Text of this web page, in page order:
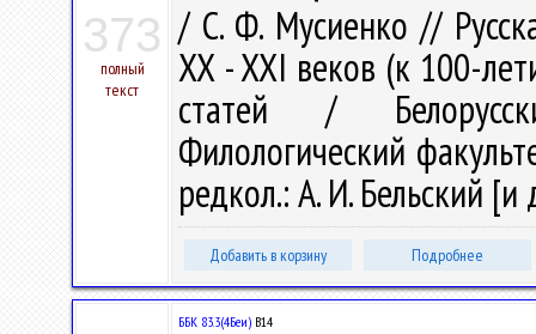
373
полный
текст
/ С. Ф. Мусиенко //
XX - XXI веков (к 100-
статей /
Филологический
редкол.: А. И. Бельский
Добавить в корзину Подробнее
ББК 83.3(4Беи) В14